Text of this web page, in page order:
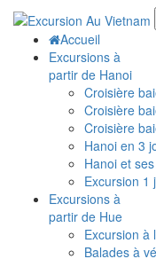
Accueil
Excursions à
partir de Hanoi
Croisière
Croisière
Croisière
Hanoi en 3
Hanoi et
Excursion 1
Excursions à
partir de Hue
Excursion à
Balades à